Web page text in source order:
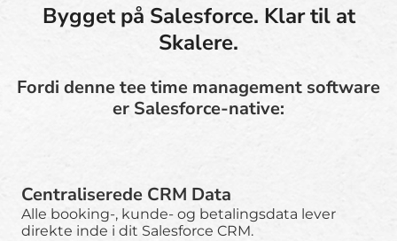
Bygget på Salesforce. Klar til at
Skalere.
Fordi denne tee time management software
er Salesforce-native:
Centraliserede CRM Data
Alle booking-, kunde- og betalingsdata lever
direkte inde i dit Salesforce CRM.